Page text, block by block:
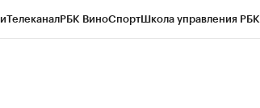
ТелеканалРБК ВиноСпортШкола управления РБК